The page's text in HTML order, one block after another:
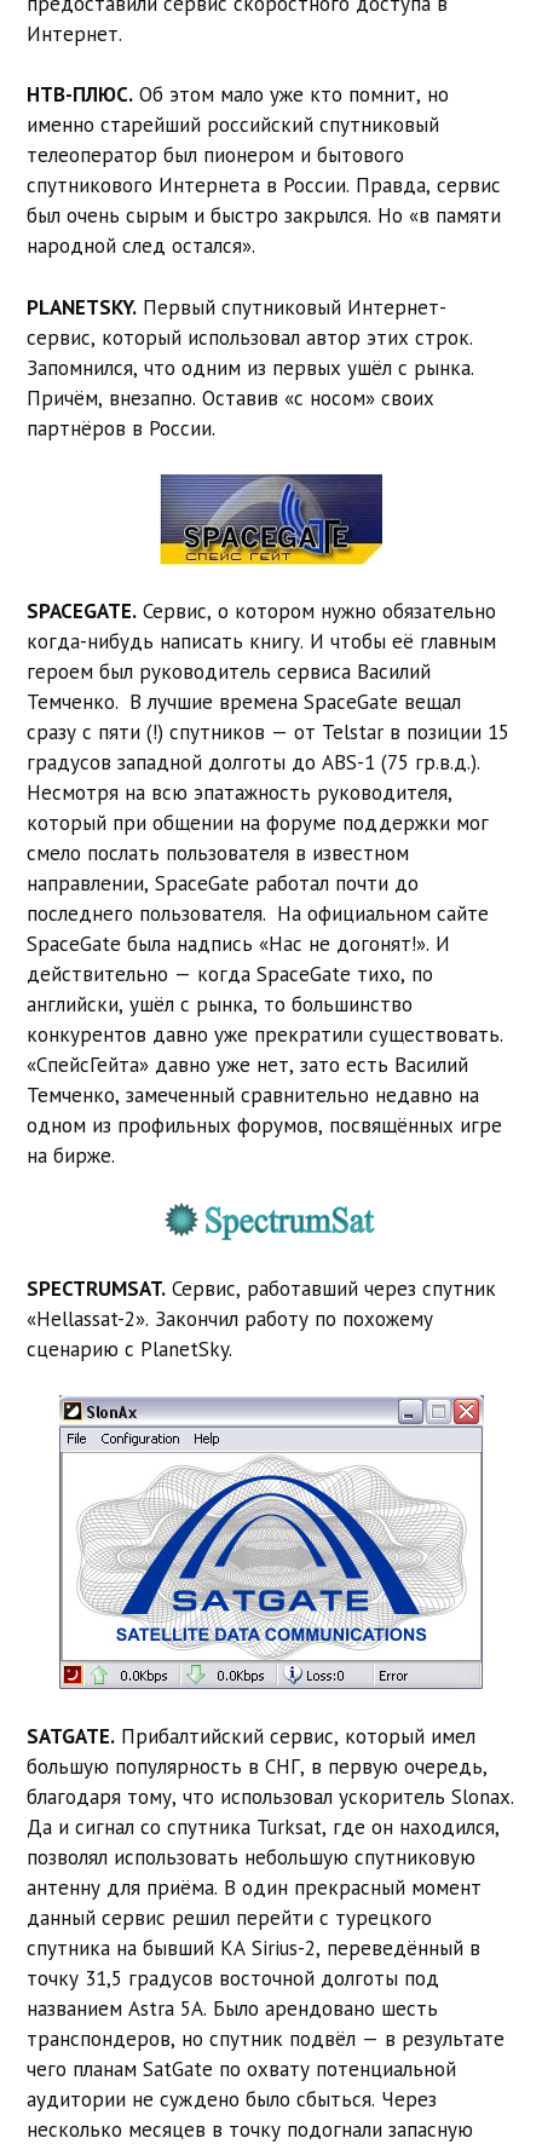
Интернет.
НТВ-ПЛЮС. Об этом мало уже кто помнит, но
именно старейший российский спутниковый
телеоператор был пионером и бытового
спутникового Интернета в России. Правда, сервис
был очень сырым и быстро закрылся. Но «в памяти
народной след остался».
PLANETSKY. Первый спутниковый Интернет-
сервис, который использовал автор этих строк.
Запомнился, что одним из первых ушёл с рынка.
Причём, внезапно. Оставив «с носом» своих
партнёров в России.
SPACEGATE. Сервис, о котором нужно обязательно
когда-нибудь написать книгу. И чтобы её главным
героем был руководитель сервиса Василий
Темченко. В лучшие времена SpaceGate вещал
сразу с пяти (!) спутников — от Telstar в позиции 15
градусов западной долготы до ABS-1 (75 гр.в.д.).
Несмотря на всю эпатажность руководителя,
который при общении на форуме поддержки мог
смело послать пользователя в известном
направлении, SpaceGate работал почти до
последнего пользователя. На официальном сайте
SpaceGate была надпись «Нас не догонят!». И
действительно — когда SpaceGate тихо, по
английски, ушёл с рынка, то большинство
конкурентов давно уже прекратили существовать.
«СпейсГейта» давно уже нет, зато есть Василий
Темченко, замеченный сравнительно недавно на
одном из профильных форумов, посвящённых игре
на бирже.
SPECTRUMSAT. Сервис, работавший через спутник
«Hellassat-2». Закончил работу по похожему
сценарию с PlanetSky.
SATGATE. Прибалтийский сервис, который имел
большую популярность в СНГ, в первую очередь,
благодаря тому, что использовал ускоритель Slonax.
Да и сигнал со спутника Turksat, где он находился,
позволял использовать небольшую спутниковую
антенну для приёма. В один прекрасный момент
данный сервис решил перейти с турецкого
спутника на бывший КА Sirius-2, переведённый в
точку 31,5 градусов восточной долготы под
названием Astra 5A. Было арендовано шесть
транспондеров, но спутник подвёл — в результате
чего планам SatGate по охвату потенциальной
аудитории не суждено было сбыться. Через
несколько месяцев в точку подогнали запасную